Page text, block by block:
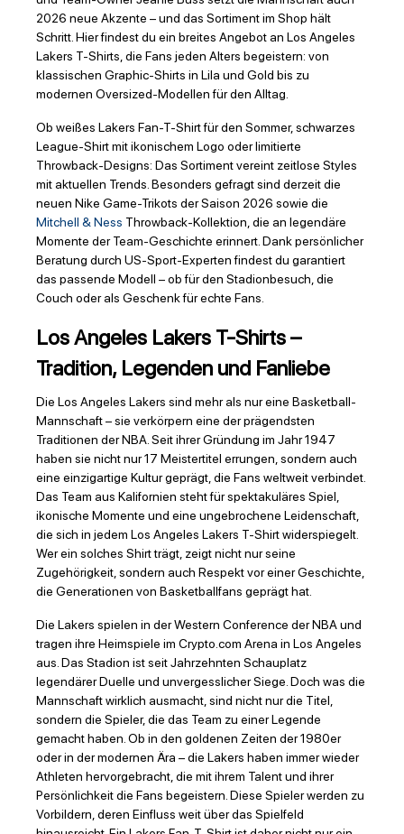
2026 neue Akzente – und das Sortiment im Shop hält
Schritt. Hier findest du ein breites Angebot an Los Angeles
Lakers T-Shirts, die Fans jeden Alters begeistern: von
klassischen Graphic-Shirts in Lila und Gold bis zu
modernen Oversized-Modellen für den Alltag.
Ob weißes Lakers Fan-T-Shirt für den Sommer, schwarzes
League-Shirt mit ikonischem Logo oder limitierte
Throwback-Designs: Das Sortiment vereint zeitlose Styles
mit aktuellen Trends. Besonders gefragt sind derzeit die
neuen Nike Game-Trikots der Saison 2026 sowie die
Mitchell & Ness Throwback-Kollektion, die an legendäre
Momente der Team-Geschichte erinnert. Dank persönlicher
Beratung durch US-Sport-Experten findest du garantiert
das passende Modell – ob für den Stadionbesuch, die
Couch oder als Geschenk für echte Fans.
Los Angeles Lakers T-Shirts –
Tradition, Legenden und Fanliebe
Die Los Angeles Lakers sind mehr als nur eine Basketball-
Mannschaft – sie verkörpern eine der prägendsten
Traditionen der NBA. Seit ihrer Gründung im Jahr 1947
haben sie nicht nur 17 Meistertitel errungen, sondern auch
eine einzigartige Kultur geprägt, die Fans weltweit verbindet.
Das Team aus Kalifornien steht für spektakuläres Spiel,
ikonische Momente und eine ungebrochene Leidenschaft,
die sich in jedem Los Angeles Lakers T-Shirt widerspiegelt.
Wer ein solches Shirt trägt, zeigt nicht nur seine
Zugehörigkeit, sondern auch Respekt vor einer Geschichte,
die Generationen von Basketballfans geprägt hat.
Die Lakers spielen in der Western Conference der NBA und
tragen ihre Heimspiele im Crypto.com Arena in Los Angeles
aus. Das Stadion ist seit Jahrzehnten Schauplatz
legendärer Duelle und unvergesslicher Siege. Doch was die
Mannschaft wirklich ausmacht, sind nicht nur die Titel,
sondern die Spieler, die das Team zu einer Legende
gemacht haben. Ob in den goldenen Zeiten der 1980er
oder in der modernen Ära – die Lakers haben immer wieder
Athleten hervorgebracht, die mit ihrem Talent und ihrer
Persönlichkeit die Fans begeistern. Diese Spieler werden zu
Vorbildern, deren Einfluss weit über das Spielfeld